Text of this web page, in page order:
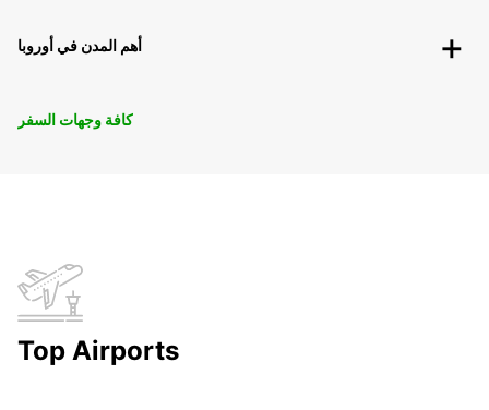
أهم المدن في أوروبا
كافة وجهات السفر
Top Airports